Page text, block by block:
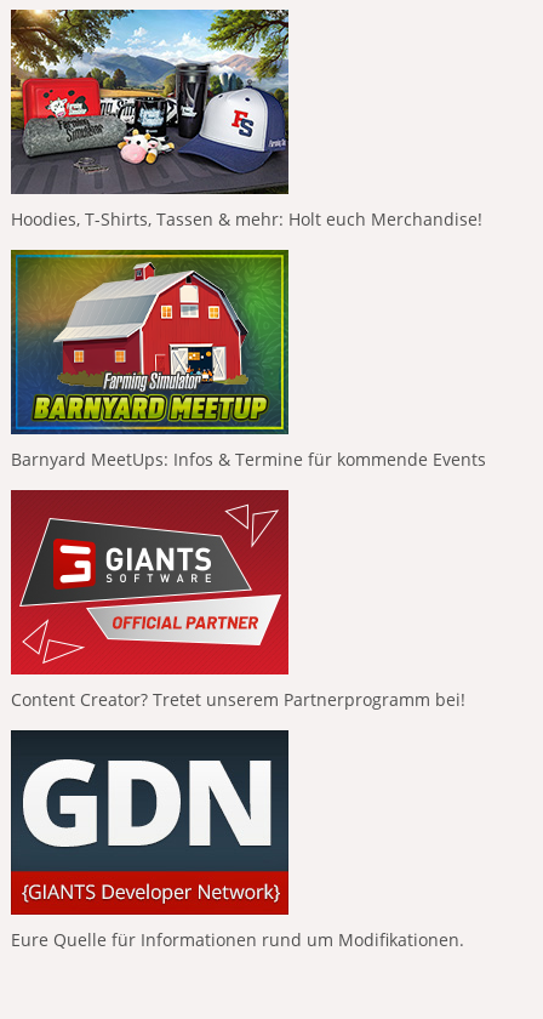
Hoodies, T-Shirts, Tassen & mehr: Holt euch Merchandise!
Barnyard MeetUps: Infos & Termine für kommende Events
Content Creator? Tretet unserem Partnerprogramm bei!
Eure Quelle für Informationen rund um Modifikationen.